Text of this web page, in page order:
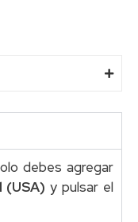
debes agregar
(USA) y pulsar el